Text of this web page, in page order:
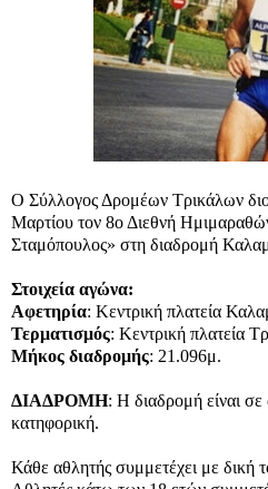
Ο Σύλλογος Δρομέων Τρικάλων
Μαρτίου τον 8ο Διεθνή
Σταμόπουλος» στη διαδρομή
Στοιχεία αγώνα:
Αφετηρία: Κεντρική πλατεία
Τερματισμός: Κεντρική πλατεία
Μήκος διαδρομής: 21.096μ.
ΔΙΑΔΡΟΜΗ: Η διαδρομή είναι
κατηφορική.
Κάθε αθλητής συμμετέχει με δική